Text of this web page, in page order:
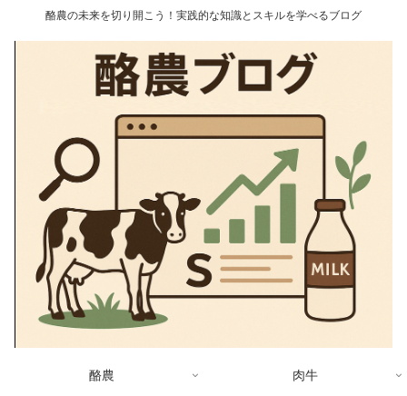
酪農の未来を切り開こう！実践的な知識とスキルを学べるブログ
酪農 肉牛